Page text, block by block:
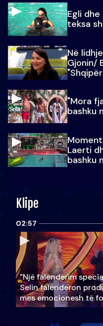
Egli
teksa
Në
Gjonin/
"Mora
bashku
Laerti
bashku
Klipe
02:57
"Një falenderim
Selin falënderon
mes emocionesh të